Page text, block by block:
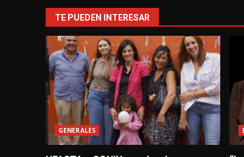
TE PUEDEN INTERESAR
GENERALES